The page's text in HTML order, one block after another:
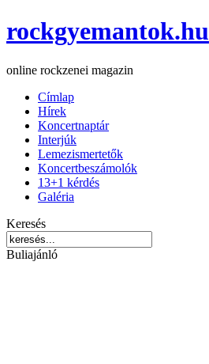
rockgyemantok.hu
online rockzenei magazin
Címlap
Hírek
Koncertnaptár
Interjúk
Lemezismertetők
Koncertbeszámolók
13+1 kérdés
Galéria
Keresés
Buliajánló